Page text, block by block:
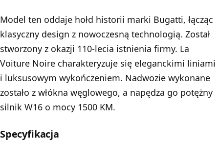
Model ten oddaje hołd historii marki Bugatti, łącząc
klasyczny design z nowoczesną technologią. Został
stworzony z okazji 110-lecia istnienia firmy. La
Voiture Noire charakteryzuje się eleganckimi liniami
i luksusowym wykończeniem. Nadwozie wykonane
zostało z włókna węglowego, a napędza go potężny
silnik W16 o mocy 1500 KM.
Specyfikacja